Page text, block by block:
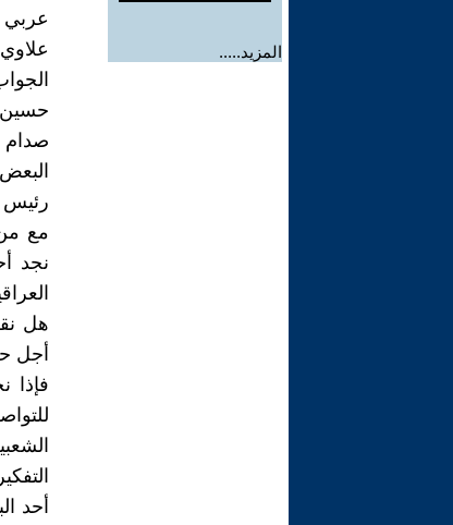
المزيد.....
حسين
صدام
رئيس
مع
نجد
هل
أجل
فإذا
أحد